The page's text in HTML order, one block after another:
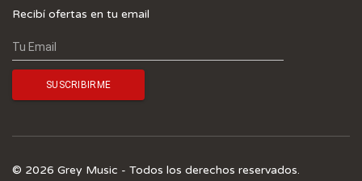
Recibí ofertas en tu email
© 2026 Grey Music - Todos los derechos reservados.